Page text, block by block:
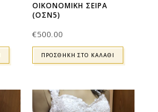
ΟΙΚΟΝΟΜΙΚΉ ΣΕΙΡΆ
(ΟΣΝ5)
€500.00
ΠΡΟΣΘΉΚΗ ΣΤΟ ΚΑΛΆΘΙ